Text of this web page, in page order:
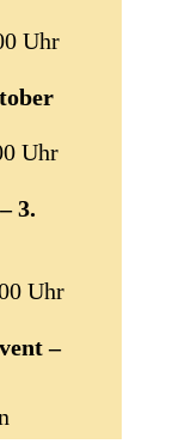
Uhr
Uhr
3.
Uhr
–